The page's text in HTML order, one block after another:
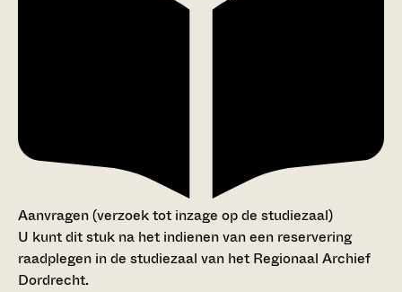
Aanvragen (verzoek tot inzage op de studiezaal)
U kunt dit stuk na het indienen van een reservering
raadplegen in de studiezaal van het Regionaal Archief
Dordrecht.